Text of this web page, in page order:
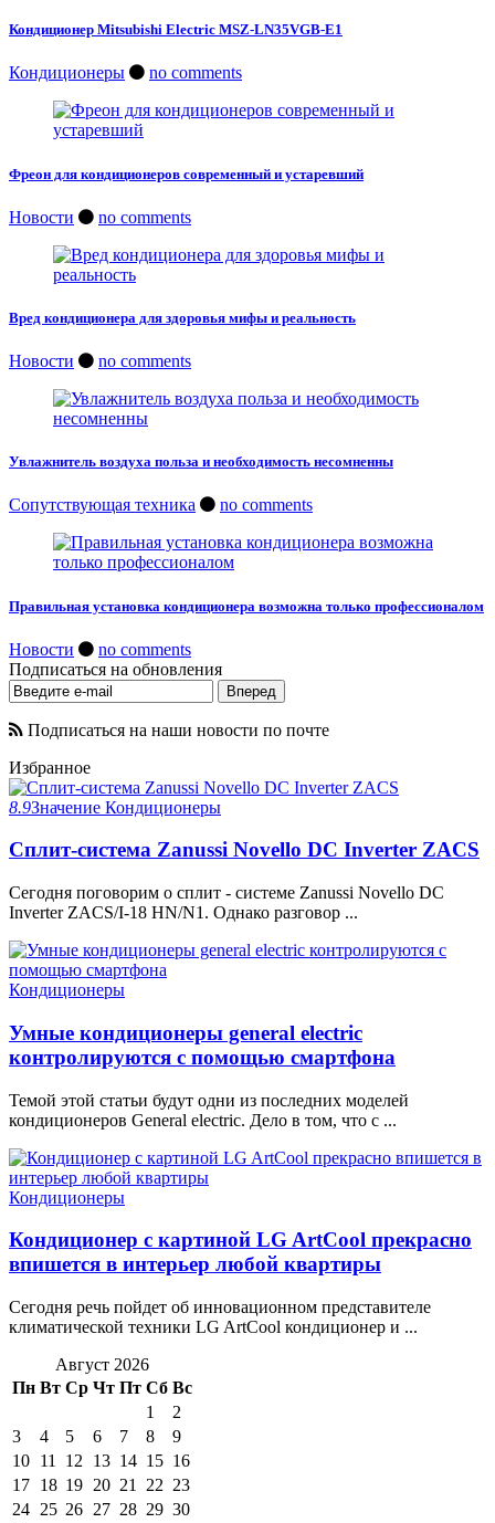
Кондиционер Mitsubishi Electric MSZ-LN35VGB-E1
Кондиционеры no comments
Фреон для кондиционеров современный и устаревший
Новости no comments
Вред кондиционера для здоровья мифы и реальность
Новости no comments
Увлажнитель воздуха польза и необходимость несомненны
Сопутствующая техника no comments
Правильная установка кондиционера возможна только профессионалом
Новости
no comments
Подписаться на обновления
Подписаться на наши новости по почте
Избранное
8.9Значение Кондиционеры
Сплит-система Zanussi Novello DC Inverter ZACS
Сегодня поговорим о сплит - системе Zanussi Novello DC
Inverter ZACS/I-18 HN/N1. Однако разговор ...
Кондиционеры
Умные кондиционеры general electric
контролируются с помощью смартфона
Темой этой статьи будут одни из последних моделей
кондиционеров General electric. Дело в том, что с ...
Кондиционеры
Кондиционер с картиной LG ArtCool прекрасно
впишется в интерьер любой квартиры
Сегодня речь пойдет об инновационном представителе
климатической техники LG ArtCool кондиционер и ...
Август 2026
Пн Вт Ср Чт Пт Сб Вс
1
2
3
4 5 6 7 8
9
10 11 12 13 14 15 16
17 18 19 20 21 22 23
24 25 26 27 28 29 30